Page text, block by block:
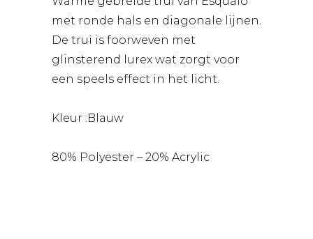
met ronde hals en diagonale lijnen.
De trui is foorweven met
glinsterend lurex wat zorgt voor
een speels effect in het licht.
Kleur :Blauw
80% Polyester – 20% Acrylic